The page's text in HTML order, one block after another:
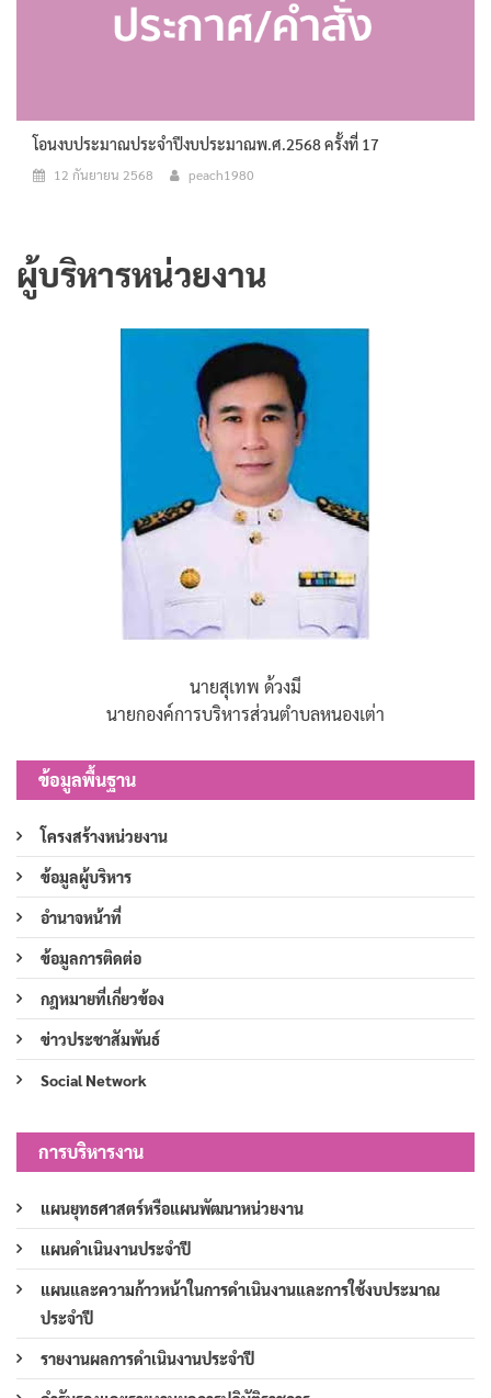
โอนงบประมาณประจำปีงบประมาณพ.ศ.2568 ครั้งที่ 17
12 กันยายน 2568 peach1980
ผู้บริหารหน่วยงาน
นายสุเทพ ด้วงมี
นายกองค์การบริหารส่วนตำบลหนองเต่า
ข้อมูลพื้นฐาน
โครงสร้างหน่วยงาน
ข้อมูลผู้บริหาร
อำนาจหน้าที่
ข้อมูลการติดต่อ
กฎหมายที่เกี่ยวข้อง
ข่าวประชาสัมพันธ์
Social Network
การบริหารงาน
แผนยุทธศาสตร์หรือแผนพัฒนาหน่วยงาน
แผนดำเนินงานประจำปี
แผนและความก้าวหน้าในการดำเนินงานและการใช้งบประมาณ
ประจำปี
รายงานผลการดำเนินงานประจำปี